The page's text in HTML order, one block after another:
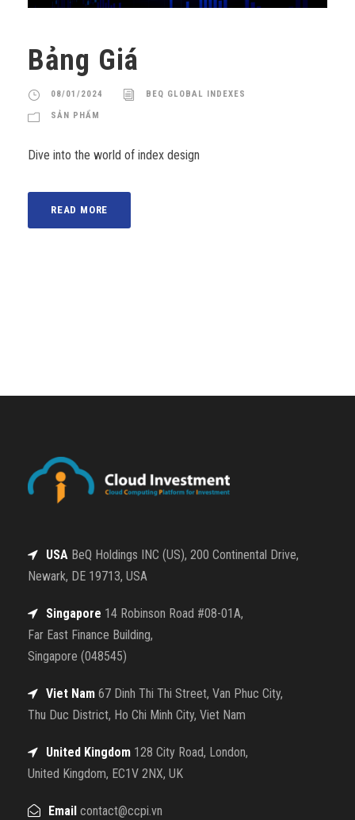
Bảng Giá
08/01/2024 BEQ GLOBAL INDEXES
SẢN PHẨM
Dive into the world of index design
READ MORE
USA BeQ Holdings INC (US), 200 Continental Drive,
Newark, DE 19713, USA
Singapore 14 Robinson Road #08-01A,
Far East Finance Building,
Singapore (048545)
Viet Nam 67 Dinh Thi Thi Street, Van Phuc City,
Thu Duc District, Ho Chi Minh City, Viet Nam
United Kingdom 128 City Road, London,
United Kingdom, EC1V 2NX, UK
Email contact@ccpi.vn